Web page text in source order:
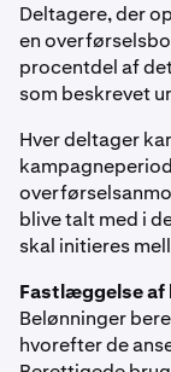
Deltagere, der
en
procentdel af
som beskrevet
Hver deltager
blive talt med i
skal initieres
Fastlæggelse af
Belønninger
hvorefter de